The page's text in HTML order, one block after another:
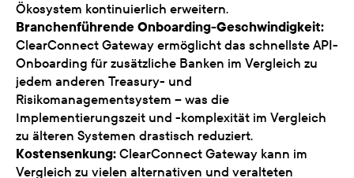
Ökosystem kontinuierlich erweitern.
Branchenführende Onboarding-Geschwindigkeit:
ClearConnect Gateway ermöglicht das schnellste API-
Onboarding für zusätzliche Banken im Vergleich zu
jedem anderen Treasury- und
Risikomanagementsystem – was die
Implementierungszeit und -komplexität im Vergleich
zu älteren Systemen drastisch reduziert.
Kostensenkung: ClearConnect Gateway kann im
Vergleich zu vielen alternativen und veralteten